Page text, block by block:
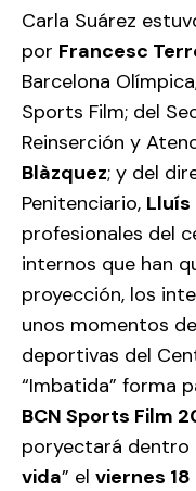
Carla Suárez
por Francesc
Barcelona
Sports Film; del
Reinserción y
Blàzquez; y del
Penitenciario, Lluís
profesionales del
internos que han
proyección, los
unos momentos
deportivas del
“Imbatida” forma
BCN Sports Film
poryectará dentro
vida” el viernes